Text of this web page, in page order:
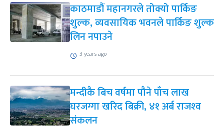
काठमाडौं महानगरले तोक्यो पार्किङ
शुल्क, व्यवसायिक भवनले पार्किङ शुल्क
लिन नपाउने
3 years ago
मन्दीकै बिच वर्षमा पौने पाँच लाख
घरजग्गा खरिद बिक्री, ४१ अर्ब राजश्‍व
संकलन